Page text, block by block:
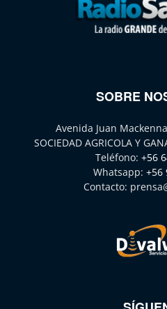
SOBRE
Avenida Juan
SOCIEDAD AGRICOLA Y
Teléfono: +56
Whatsapp: +56
Contacto: